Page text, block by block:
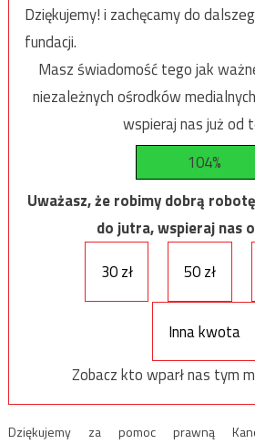
Dziękujemy! i zachęcamy do
fundacji.
Masz świadomość tego jak
niezależnych ośrodków
wspieraj nas już od
104%
Uważasz, że robimy dobrą
do jutra, wspieraj nas
30 zł
50 zł
Inna kwota
Zobacz kto wparł nas tym
Dziękujemy za pomoc prawną